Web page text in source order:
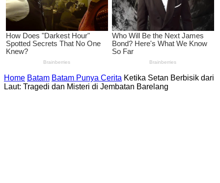
Home Batam Batam Punya Cerita Ketika Setan Berbisik dari
Laut: Tragedi dan Misteri di Jembatan Barelang